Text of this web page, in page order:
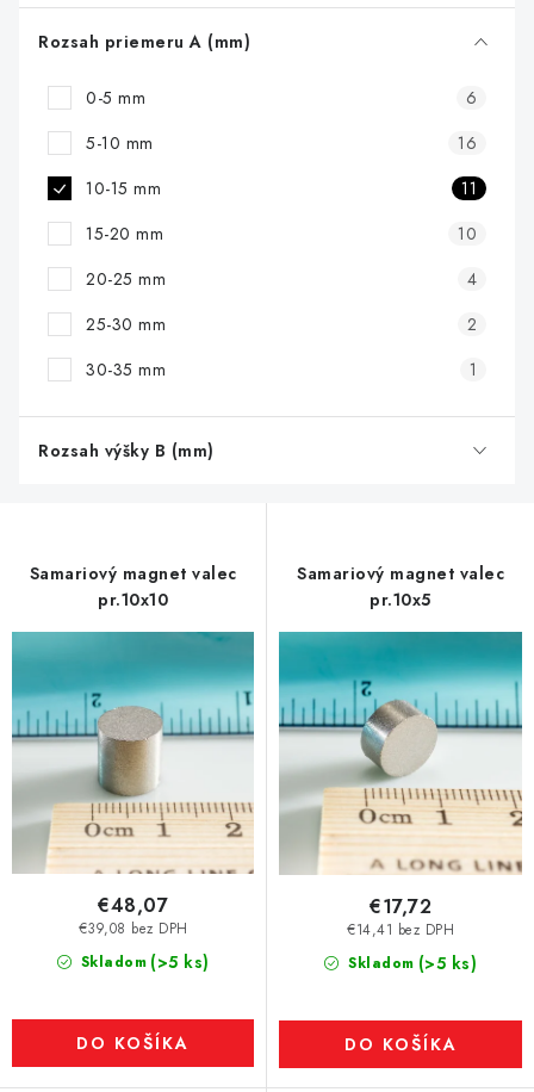
o
Rozsah priemeru A (mm)
0-5 mm
6
5-10 mm
16
10-15 mm
11
15-20 mm
10
20-25 mm
4
25-30 mm
2
30-35 mm
1
Rozsah výšky B (mm)
Samariový magnet valec
pr.10x10
Skladom (>5 ks)
€39,08 bez DPH
€48,07
DO KOŠÍKA
Samariový magnet valec
pr.10x5
Skladom (>5 ks)
€14,41 bez DPH
€17,72
DO KOŠÍKA